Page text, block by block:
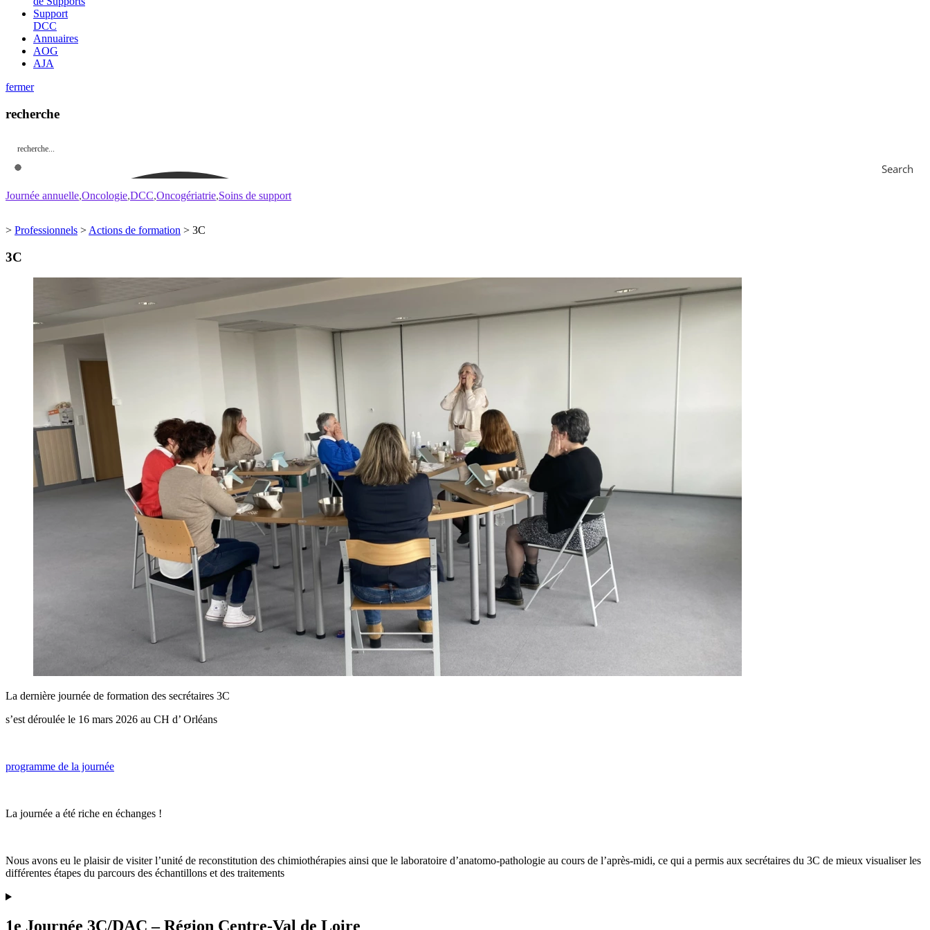
Support
DCC
Annuaires
AOG
AJA
fermer
recherche
Search
Journée annuelle Oncologie DCC Oncogériatrie Soins de support
> Professionnels > Actions de formation > 3C
3C
La dernière journée de formation des secrétaires 3C
s’est déroulée le 16 mars 2026 au CH d’ Orléans
programme de la journée
La journée a été riche en échanges !
Nous avons eu le plaisir de visiter l’unité de reconstitution des chimiothérapies ainsi que le laboratoire d’anatomo-pathologie au cours de l’après-midi, ce qui a permis aux secrétaires du 3C de mieux visualiser les
différentes étapes du parcours des échantillons et des traitements
1e Journée 3C/DAC – Région Centre-Val de Loire